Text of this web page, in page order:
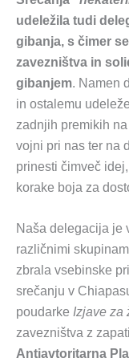
udeležila tudi
gibanja, s čimer
zavezništva in
gibanjem. Namen
in ostalemu
zadnjih premikih
vojni pri nas ter na
prinesti čimveč
korake boja za
Naša delegacija je
različnimi
zbrala vsebinske
srečanju v
poudarke Izjave za
zavezništva z
Antiavtoritarna